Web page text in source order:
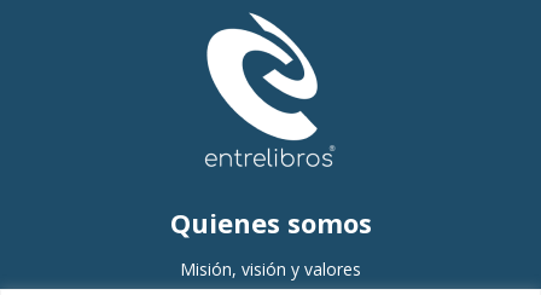
Quienes somos
Misión, visión y valores